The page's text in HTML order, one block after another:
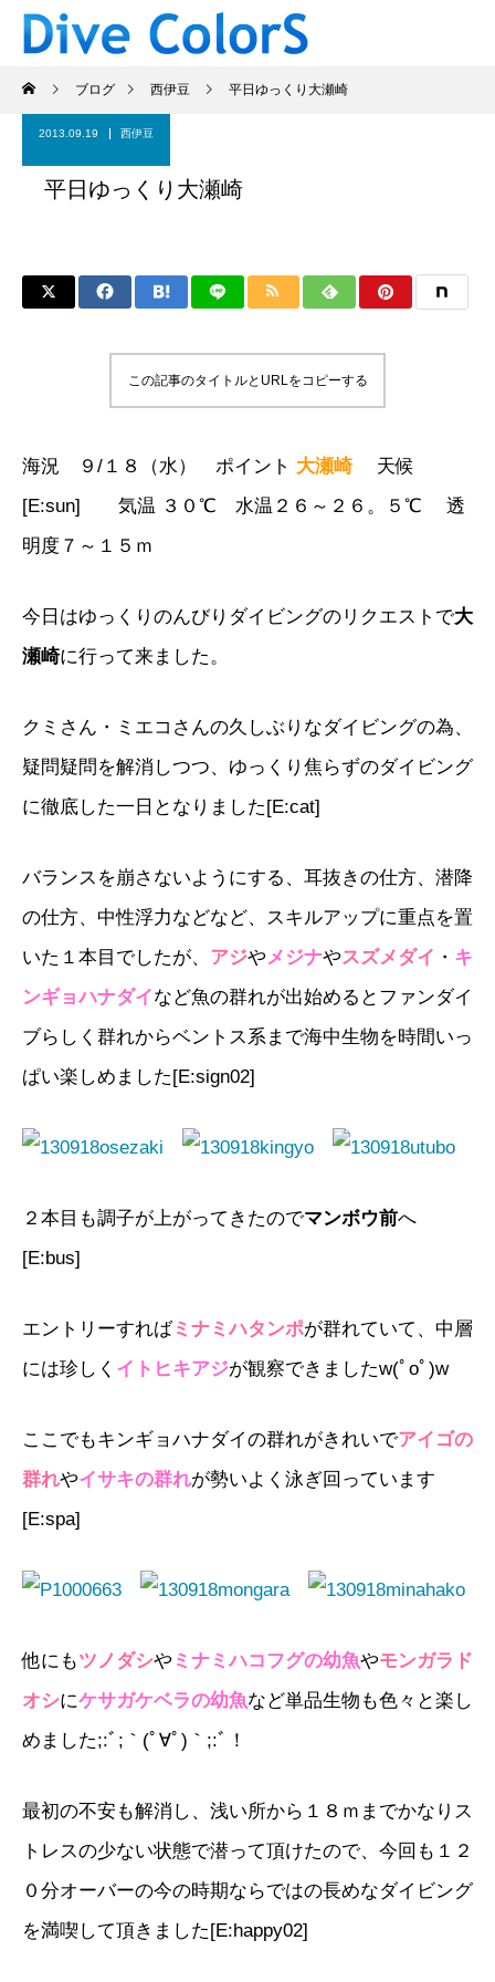
ブログ 西伊豆 平日ゆっくり大瀬崎
2013.09.19 西伊豆
平日ゆっくり大瀬崎
この記事のタイトルとURLをコピーする
海況 ９/１８（水） ポイント 大瀬崎
天候
[E:sun] 気温 ３０℃ 水温２６～２６。５℃ 透
明度７～１５ｍ
今日はゆっくりのんびりダイビングのリクエストで大
瀬崎に行って来ました。
クミさん・ミエコさんの久しぶりなダイビングの為、
疑問疑問を解消しつつ、ゆっくり焦らずのダイビング
に徹底した一日となりました[E:cat]
バランスを崩さないようにする、耳抜きの仕方、潜降
の仕方、中性浮力などなど、スキルアップに重点を置
いた１本目でしたが、 アジやメジナやスズメダイ ・ キ
ンギョハナダイなど魚の群れが出始めるとファンダイ
ブらしく群れからベントス系まで海中生物を時間いっ
ぱい楽しめました[E:sign02]
２本目も調子が上がってきたのでマンボウ前へ
[E:bus]
エントリーすればミナミハタンポが群れていて、中層
には珍しく イトヒキアジが観察できましたw(ﾟoﾟ)w
ここでもキンギョハナダイの群れがきれいでアイゴの
群れやイサキの群れが勢いよく泳ぎ回っています
[E:spa]
他にもツノダシや ミナミハコフグの幼魚やモンガラド
オシにケサガケベラの幼魚など単品生物も色々と楽し
めました;:ﾞ;｀(ﾟ∀ﾟ)｀;:ﾞ！
最初の不安も解消し、浅い所から１８ｍまでかなりス
トレスの少ない状態で潜って頂けたので、今回も１２
０分オーバーの今の時期ならではの長めなダイビング
を満喫して頂きました[E:happy02]